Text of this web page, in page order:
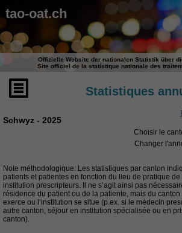
tao-oat.ch
Offizielle Website der nationalen Statistik über
Site officiel de la statistique nationale des
Statistiques
Choisir le
Changer
Schwyz - 2025
Note méthodologique: Les statistiques par canton
patients et patientes en fonction du lieu de pratique
institution prescripteurs. Il ne s’agit ainsi pas
résidence du patient ou de la patiente, mais du
exerce ou l’institution se situe (p.ex. si le médecin
autre canton, séjour en institution spécialisée ou en
canton).